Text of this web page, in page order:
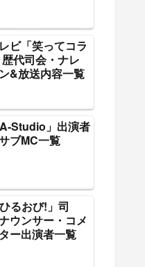
ビ「笑ってコラ
代司会・ナレ
&放送内容一覧
Studio」出演者
ブMC一覧
るおび!」司
ウンサー・コメ
ー出演者一覧